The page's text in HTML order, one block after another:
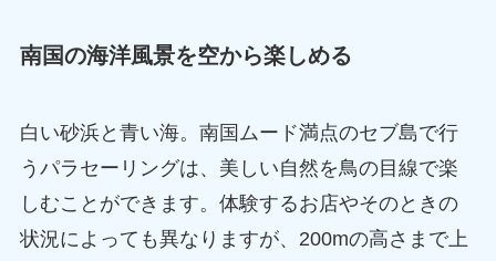
南国の海洋風景を空から楽しめる
白い砂浜と青い海。南国ムード満点のセブ島で行
うパラセーリングは、美しい自然を鳥の目線で楽
しむことができます。体験するお店やそのときの
状況によっても異なりますが、200mの高さまで上